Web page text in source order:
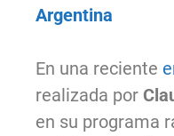
Argentina
En una reciente
realizada por
en su programa